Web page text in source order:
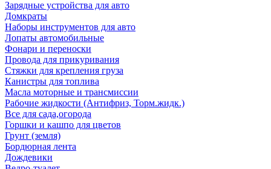
Зарядные устройства для авто
Домкраты
Наборы инструментов для авто
Лопаты автомобильные
Фонари и переноски
Провода для прикуривания
Стяжки для крепления груза
Канистры для топлива
Масла моторные и трансмиссии
Рабочие жидкости (Антифриз, Торм.жидк.)
Все для сада,огорода
Горшки и кашпо для цветов
Грунт (земля)
Бордюрная лента
Дождевики